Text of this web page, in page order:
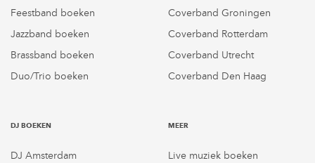
Feestband boeken
Jazzband boeken
Brassband boeken
Duo/Trio boeken
Coverband Groningen
Coverband Rotterdam
Coverband Utrecht
Coverband Den Haag
DJ BOEKEN
DJ Amsterdam
MEER
Live muziek boeken